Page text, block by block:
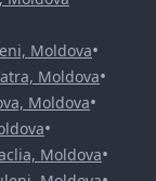
Moldova•
Moldova•
Moldova•
•
Moldova•